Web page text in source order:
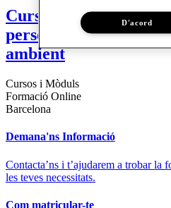
Curs | L’urbanisme al
persones. Salut,
ambient
Cursos i Mòduls
Formació Online
Barcelona
Demana'ns Informació
Contacta’ns i t’ajudarem a trobar la
les teves necessitats.
Com matricular-te
D'acord